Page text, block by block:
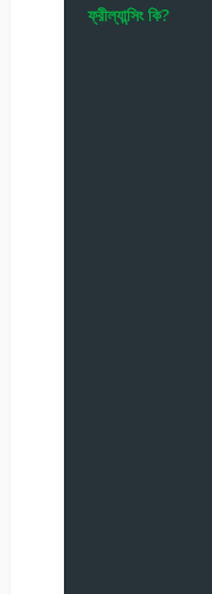
ফ্রীল্যান্সিং কি?